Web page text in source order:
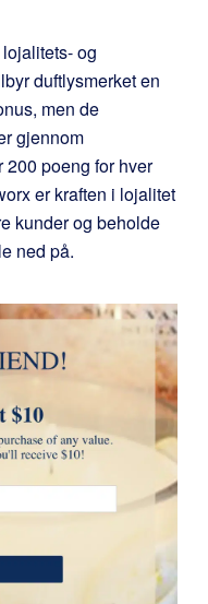
og
duftlysmerket en
men de
gjennom
200 poeng for hver
er kraften i lojalitet
kunder og beholde
ned på.